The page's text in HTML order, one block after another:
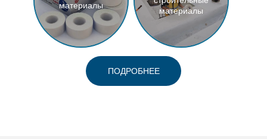
материалы
материалы
ПОДРОБНЕЕ